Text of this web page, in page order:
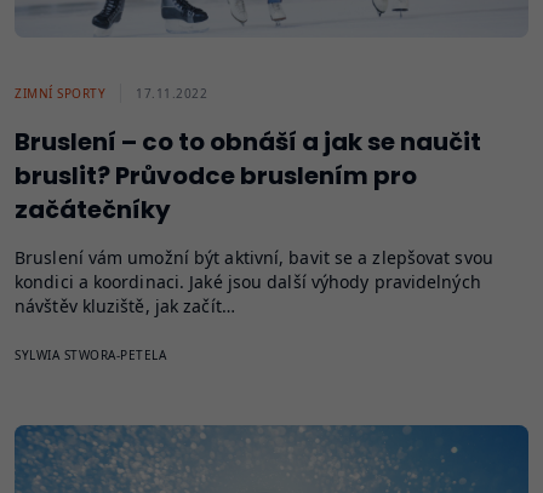
ZIMNÍ SPORTY 17.11.2022
Bruslení – co to obnáší a jak se naučit
bruslit? Průvodce bruslením pro
začátečníky
Bruslení vám umožní být aktivní, bavit se a zlepšovat svou
kondici a koordinaci. Jaké jsou další výhody pravidelných
návštěv kluziště, jak začít…
SYLWIA STWORA-PETELA